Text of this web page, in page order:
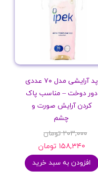
پد آرایشی مدل ۷۰ عددی
دور دوخت – مناسب پاک
کردن آرایش صورت و
چشم
۲۰۳,۰۰۰ تومان
۱۵۸,۳۴۰ تومان
افزودن به سبد خرید